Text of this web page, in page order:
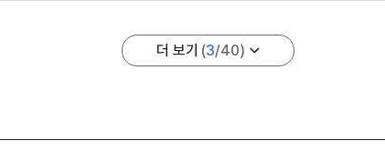
더 보기 (3/40)